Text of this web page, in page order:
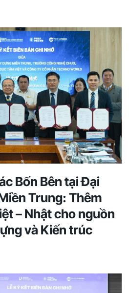
Bốn Bên tại Đại
Trung: Thêm
– Nhật cho nguồn
và Kiến trúc